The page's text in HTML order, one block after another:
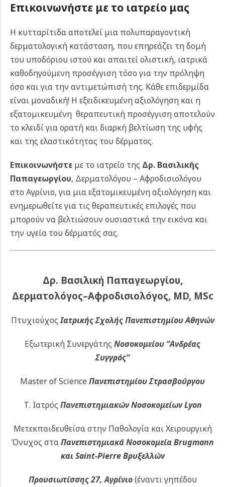
Επικοινωνήστε με το ιατρείο μας
Η κυτταρίτιδα αποτελεί μια πολυπαραγοντική
δερματολογική κατάσταση, που επηρεάζει τη δομή
του υποδόριου ιστού και απαιτεί ολιστική, ιατρικά
καθοδηγούμενη προσέγγιση τόσο για την πρόληψη
όσο και για την αντιμετώπισή της. Κάθε επιδερμίδα
είναι μοναδική! Η εξειδικευμένη αξιολόγηση και η
εξατομικευμένη θεραπευτική προσέγγιση αποτελούν
το κλειδί για ορατή και διαρκή βελτίωση της υφής
και της ελαστικότητας του δέρματος.
Επικοινωνήστε με το ιατρείο της Δρ. Βασιλικής
Παπαγεωργίου, Δερματολόγου – Αφροδισιολόγου
στο Αγρίνιο, για μια εξατομικευμένη αξιολόγηση και
ενημερωθείτε για τις θεραπευτικές επιλογές που
μπορούν να βελτιώσουν ουσιαστικά την εικόνα και
την υγεία του δέρματός σας.
Δρ. Βασιλική Παπαγεωργίου,
Δερματολόγος–Αφροδισιολόγος, MD, MSc
ΠτυχιούχοςΙατρικής Σχολής Πανεπιστημίου Αθηνών
Εξωτερική Συνεργάτης Νοσοκομείου “Ανδρέας
Συγγρός”
Master of Science Πανεπιστημίου Στρασβούργου
Τ. Ιατρός Πανεπιστημιακών Νοσοκομείων Lyon
Μετεκπαιδευθείσα στην Παθολογία και Χειρουργική
Όνυχος σταΠανεπιστημιακά Νοσοκομεία Brugmann
και Saint-Pierre Βρυξελλών
Προυσιωτίσσης 27, Αγρίνιο(έναντι γηπέδου